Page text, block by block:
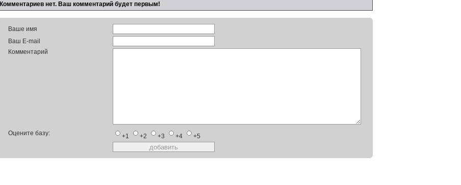
Комментариев нет. Ваш комментарий будет первым!
Ваше имя
Ваш E-mail
Комментарий
Оцените базу: +1 +2 +3 +4 +5